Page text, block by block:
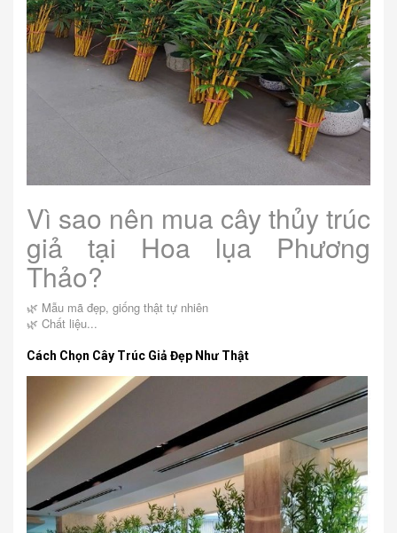
Vì sao nên mua cây thủy trúc
giả tại Hoa lụa Phương
Thảo?
🌿 Mẫu mã đẹp, giống thật tự nhiên
🌿 Chất liệu...
Cách Chọn Cây Trúc Giả Đẹp Như Thật